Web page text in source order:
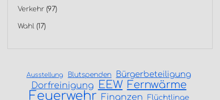
Verkehr (97)
Wahl (17)
Ausstellung Blutspenden Bürgerbeteiligung
Dorfreinigung EEW Fernwärme
Feuerwehr Finanzen Flüchtlinge